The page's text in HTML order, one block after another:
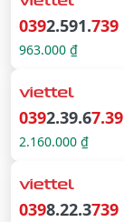
0392.591.739
963.000 ₫
0392.39.67.39
2.160.000 ₫
0398.22.3739